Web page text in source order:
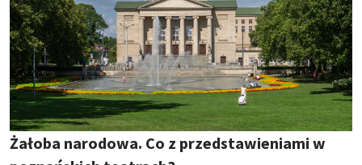
Żałoba narodowa. Co z przedstawieniami w